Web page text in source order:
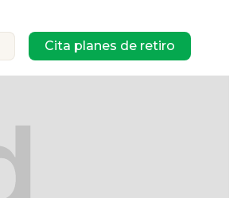
Cita planes de retiro